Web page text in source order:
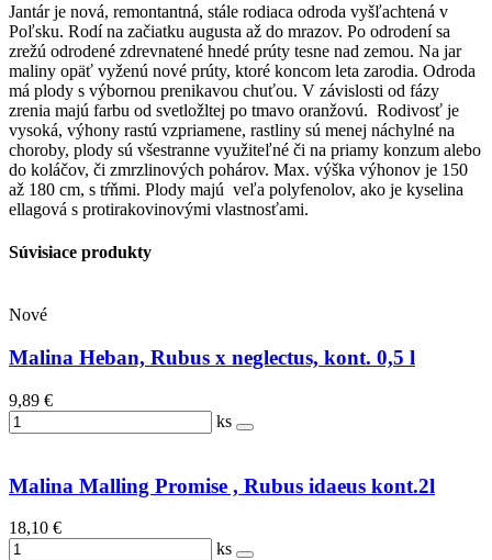
Jantár je nová, remontantná, stále rodiaca odroda vyšľachtená v
Poľsku. Rodí na začiatku augusta až do mrazov. Po odrodení sa
zrežú odrodené zdrevnatené hnedé prúty tesne nad zemou. Na jar
maliny opäť vyženú nové prúty, ktoré koncom leta zarodia. Odroda
má plody s výbornou prenikavou chuťou. V závislosti od fázy
zrenia majú farbu od svetložltej po tmavo oranžovú. Rodivosť je
vysoká, výhony rastú vzpriamene, rastliny sú menej náchylné na
choroby, plody sú všestranne využiteľné či na priamy konzum alebo
do koláčov, či zmrzlinových pohárov. Max. výška výhonov je 150
až 180 cm, s tŕňmi. Plody majú veľa polyfenolov, ako je kyselina
ellagová s protirakovinovými vlastnosťami.
Súvisiace produkty
Nové
Malina Heban, Rubus x neglectus, kont. 0,5 l
9,89 €
ks
Malina Malling Promise , Rubus idaeus kont.2l
18,10 €
ks